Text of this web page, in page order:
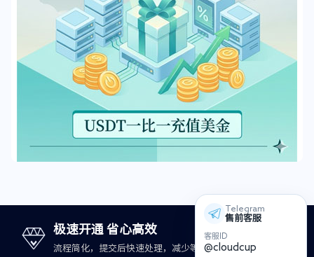
极速开通 省心高效
流程简化，提交后快速处理，减少等待时间。
Telegram
售前客服
客服ID
@cloudcup